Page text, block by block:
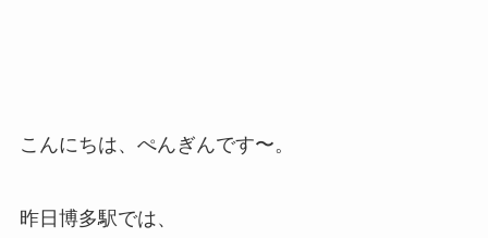
こんにちは、ぺんぎんです〜。
昨日博多駅では、